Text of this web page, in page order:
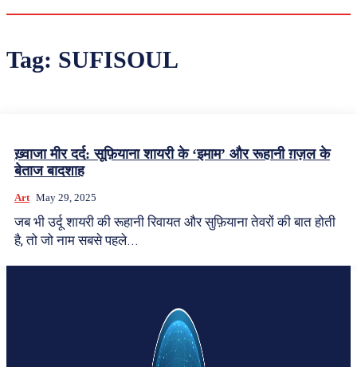
Tag: SUFISOUL
ख़्वाजा मीर दर्द: सूफ़ियाना शायरी के ‘इमाम’ और रूहानी ग़ज़ल के
बेताज बादशाह
Art May 29, 2025
जब भी उर्दू शायरी की रूहानी रिवायत और सुफ़ियाना तेवरों की बात होती
है, तो जो नाम सबसे पहले...